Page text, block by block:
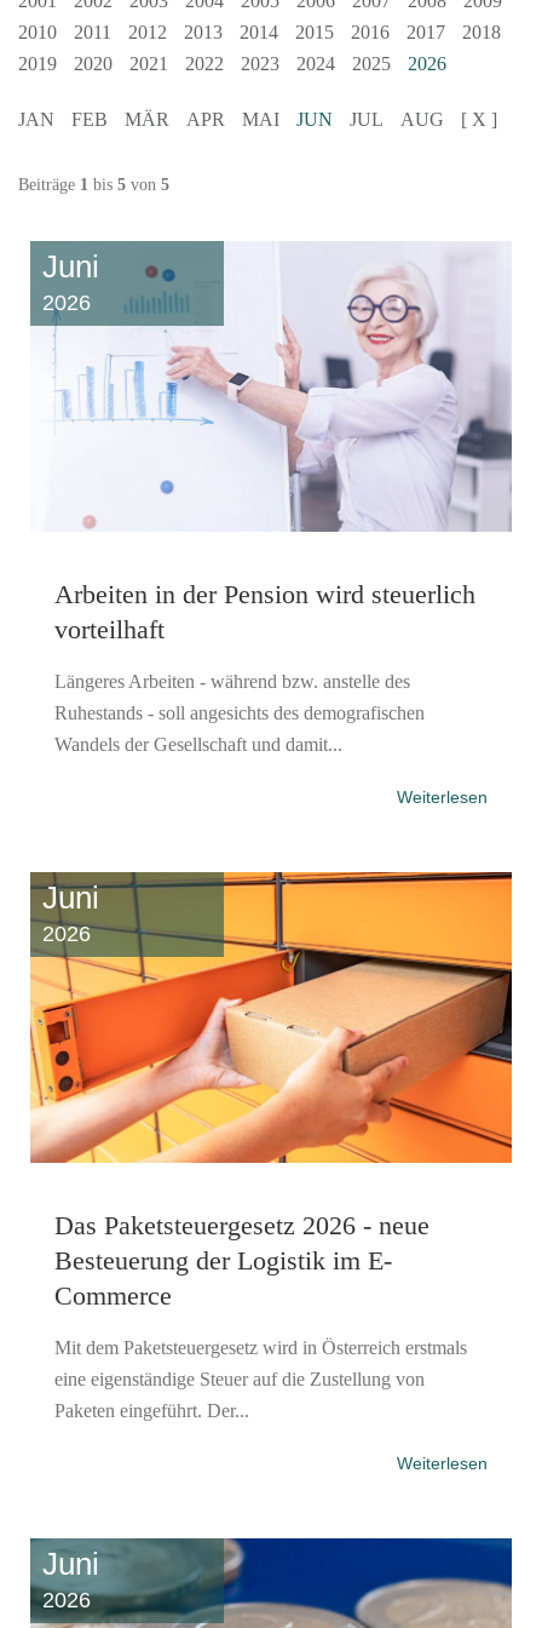
2010
2011 2012 2013 2014 2015 2016 2017
2018
2019
2020 2021 2022 2023 2024 2025 2026
JAN FEB MÄR APR MAI JUN JUL AUG [ X ]
Beiträge 1 bis 5 von 5
Juni
2026
Arbeiten in der Pension wird steuerlich
vorteilhaft
Längeres Arbeiten - während bzw. anstelle des
Ruhestands - soll angesichts des demografischen
Wandels der Gesellschaft und damit...
Weiterlesen
Juni
2026
Das Paketsteuergesetz 2026 - neue
Besteuerung der Logistik im E-
Commerce
Mit dem Paketsteuergesetz wird in Österreich erstmals
eine eigenständige Steuer auf die Zustellung von
Paketen eingeführt. Der...
Weiterlesen
Juni
2026